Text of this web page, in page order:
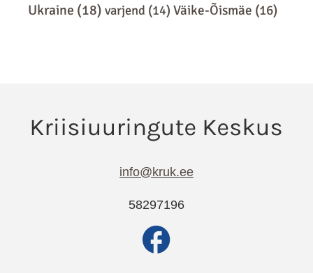
Ukraine (18) varjend (14) Väike-Õismäe (16)
info@kruk.ee
58297196